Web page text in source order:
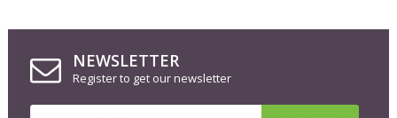
NEWSLETTER
Register to get our newsletter